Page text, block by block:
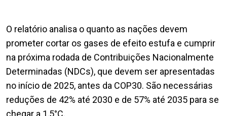
O relatório analisa o quanto as nações devem
prometer cortar os gases de efeito estufa e cumprir
na próxima rodada de Contribuições Nacionalmente
Determinadas (NDCs), que devem ser apresentadas
no início de 2025, antes da COP30. São necessárias
reduções de 42% até 2030 e de 57% até 2035 para se
chegar a 1,5°C.